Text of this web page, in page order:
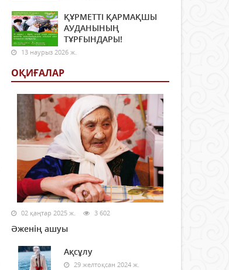
ҚҰРМЕТТІ ҚАРМАҚШЫ
АУДАНЫНЫҢ
ТҰРҒЫНДАРЫ!
13 наурыз 2026 ж.
ОҚИҒАЛАР
02 қаңтар 2025 ж. 3 602
Әженің ашуы
Ақсұлу
29 желтоқсан 2024 ж.